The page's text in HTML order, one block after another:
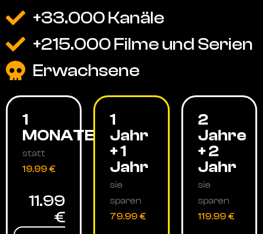
+33.000 Kanäle
+215.000 Filme und Serien
Erwachsene
1
MONATE
statt
19.99 €
11.99
€
1
Jahr
+ 1
Jahr
sie
sparen
79.99 €
2
Jahre
+ 2
Jahr
sie
sparen
119.99 €